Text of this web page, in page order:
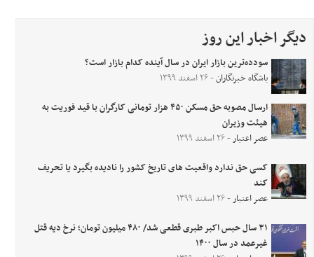
دیگر اخبار این روز
سودده‌ترین بازار ایران در سال آینده کدام بازار است؟
باشگاه خبرنگاران- ۲۶ اسفند ۱۳۹۹
ارسال مصوبه حق مسکن ۴۵۰ هزار تومانی کارگران با قید فوریت به
هیئت وزیران
عصر اعتبار- ۲۶ اسفند ۱۳۹۹
کسی حق ندارد واقعیت های تاریخ کشور را نادیده بگیرد یا تحریف
کند
عصر اعتبار- ۲۶ اسفند ۱۳۹۹
۳۱ سال حبس اکبر طبری قطعی شد/ ۴۸۰ میلیون تومان؛ نرخ دیه قتل
غیرعمد در سال ۱۴۰۰